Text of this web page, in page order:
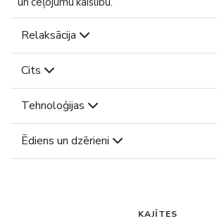
Relaksācija
Cits
Tehnoloģijas
Ēdiens un dzērieni
KAJĪTES